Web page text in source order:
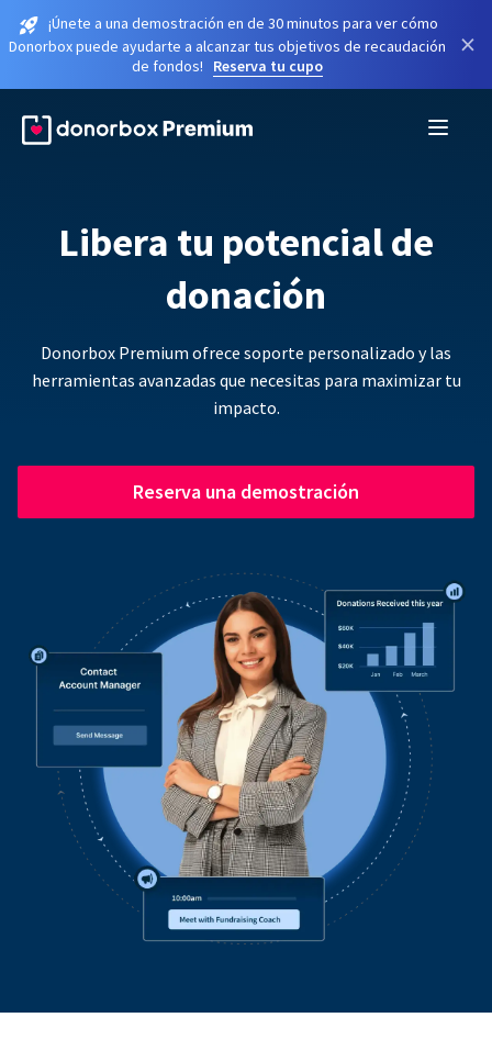
¡Únete a una demostración en de 30 minutos para ver cómo
Donorbox puede ayudarte a alcanzar tus objetivos de recaudación
de fondos!
Reserva tu cupo
×
Libera tu potencial de
donación
Donorbox Premium ofrece soporte personalizado y las
herramientas avanzadas que necesitas para maximizar tu
impacto.
Reserva una demostración